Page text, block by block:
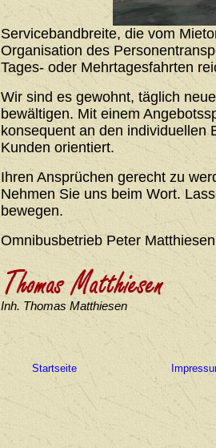
Servicebandbreite, die vom
Organisation des
Tages- oder Mehrtagesfahrten
Wir sind es gewohnt, täglich
bewältigen. Mit einem
konsequent an den individuellen
Kunden orientiert.
Ihren Ansprüchen gerecht zu
Nehmen Sie uns beim Wort.
bewegen.
Omnibusbetrieb Peter Matthiesen
Inh. Thomas Matthiesen
Startseite